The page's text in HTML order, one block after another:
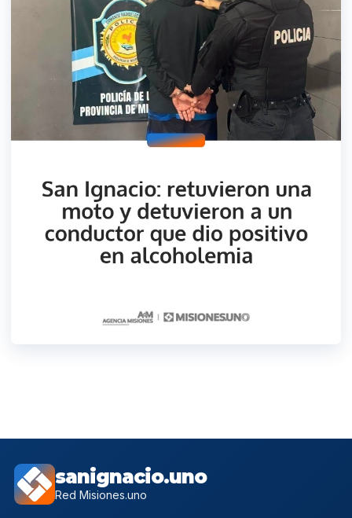
sanignacio.uno
Red Misiones.uno